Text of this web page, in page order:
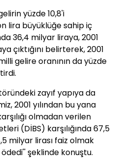
yüzde 10,8'i
lira büyüklüğe sahip iç
36,4 milyar liraya, 2001
çıktığını belirterek, 2001
gelire oranının da yüzde
zayıf yapıya da
2001 yılından bu yana
olmadan verilen
(DİBS) karşılığında 67,5
milyar lirası faiz olmak
şeklinde konuştu.